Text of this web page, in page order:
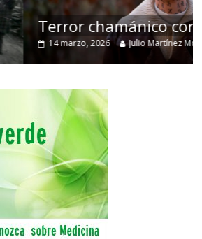
coreano
Julio Martínez Molina 0